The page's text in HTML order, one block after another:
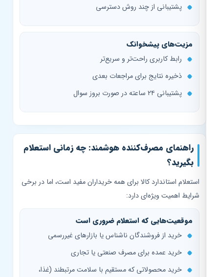
پشتیبانی از چند روش دسترسی
مزیت‌های پیشخوانک
رابط کاربری راحت‌تر و سریع‌تر
ذخیره نتایج برای مراجعات بعدی
پشتیبانی ۲۴ ساعته در صورت بروز سوال
راهنمای مصرف‌کننده هوشمند: چه زمانی استعلام
بگیرید؟
استعلام استاندارد کالا برای همه خریداران مفید است، اما در برخی
شرایط اهمیت ویژه‌ای دارد:
موقعیت‌هایی که استعلام ضروری است
خرید از فروشندگان ناشناس یا بازارهای غیررسمی
خرید عمده برای مصرف صنعتی یا تجاری
خرید محصولاتی که مستقیم با سلامت مرتبطند (غذا،